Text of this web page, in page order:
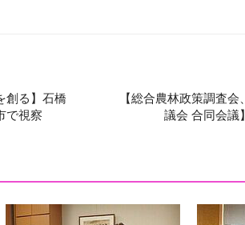
創る】石橋
で視察
【総合農林政策調査
議会 合同会議